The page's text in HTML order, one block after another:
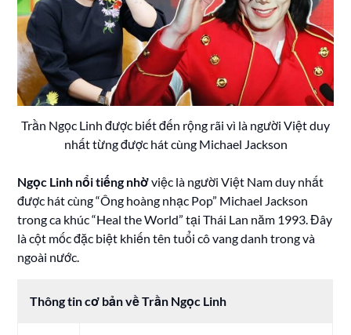
Trần Ngọc Linh được biết đến rộng rãi vì là người Việt duy
nhất từng được hát cùng Michael Jackson
Ngọc Linh nổi tiếng nhờviệc là người Việt Nam duy nhất
được hát cùng “Ông hoàng nhạc Pop” Michael Jackson
trong ca khúc “Heal the World” tại Thái Lan năm 1993. Đây
là cột mốc đặc biệt khiến tên tuổi cô vang danh trong và
ngoài nước.
Thông tin cơ bản về Trần Ngọc Linh